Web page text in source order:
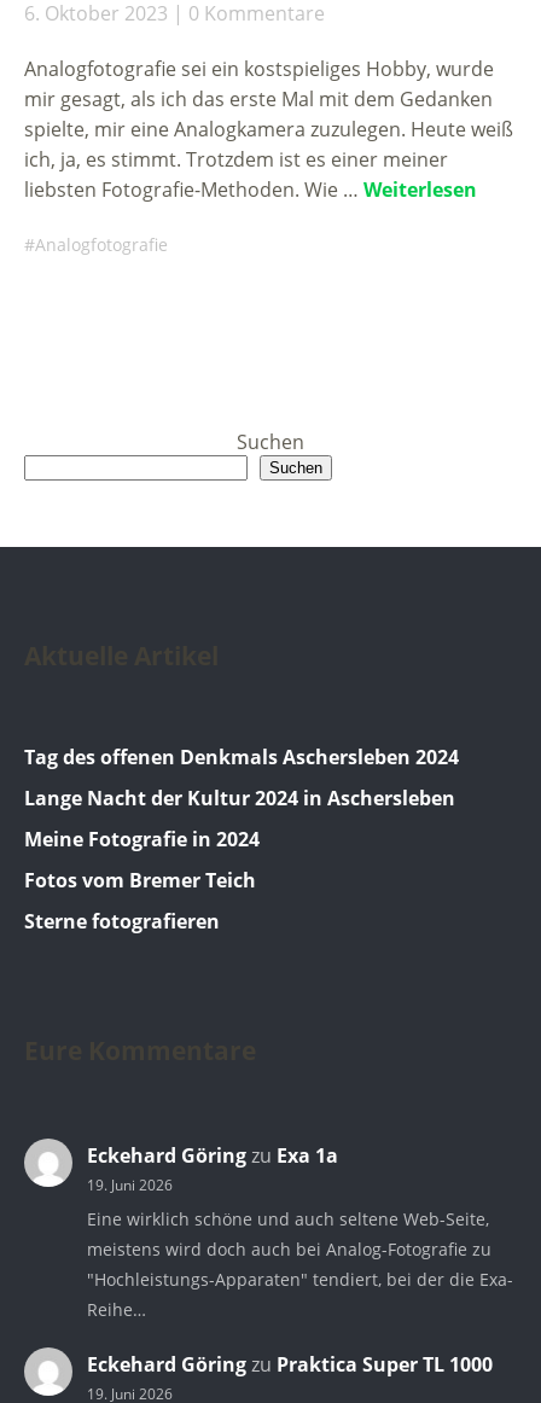
6. Oktober 2023 0 Kommentare
Analogfotografie sei ein kostspieliges Hobby, wurde
mir gesagt, als ich das erste Mal mit dem Gedanken
spielte, mir eine Analogkamera zuzulegen. Heute weiß
ich, ja, es stimmt. Trotzdem ist es einer meiner
liebsten Fotografie-Methoden. Wie … Weiterlesen
Analogfotografie
Suchen
Suchen
Tag des offenen Denkmals Aschersleben 2024
Lange Nacht der Kultur 2024 in Aschersleben
Meine Fotografie in 2024
Fotos vom Bremer Teich
Sterne fotografieren
Eckehard Göringzu Exa 1a
19. Juni 2026
Eine wirklich schöne und auch seltene Web-Seite,
meistens wird doch auch bei Analog-Fotografie zu
"Hochleistungs-Apparaten" tendiert, bei der die Exa-
Reihe…
Eckehard Göringzu Praktica Super TL 1000
19. Juni 2026